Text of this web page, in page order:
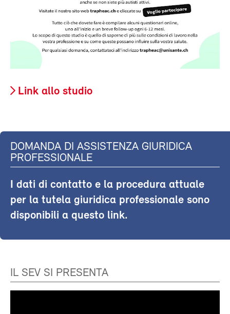
Link allo studio
DOMANDA DI ASSISTENZA GIURIDICA
PROFESSIONALE
I dati di contatto e la procedura attuale
per la tutela giuridica professionale sono
disponibili a questo link.
IL SEV SI PRESENTA